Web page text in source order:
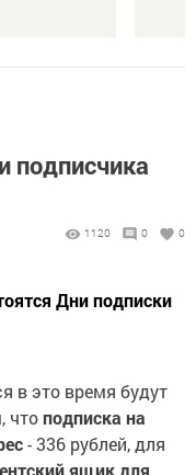
подписчика
1120 0 0
Дни подписки
в это время будут
чтоподписка на
- 336 рублей, для